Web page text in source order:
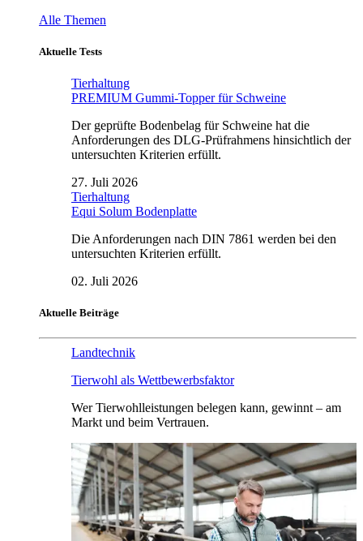
Alle Themen
Aktuelle Tests
Tierhaltung
PREMIUM Gummi-Topper für Schweine
Der geprüfte Bodenbelag für Schweine hat die
Anforderungen des DLG-Prüfrahmens hinsichtlich der
untersuchten Kriterien erfüllt.
27. Juli 2026
Tierhaltung
Equi Solum Bodenplatte
Die Anforderungen nach DIN 7861 werden bei den
untersuchten Kriterien erfüllt.
02. Juli 2026
Aktuelle Beiträge
Landtechnik
Tierwohl als Wettbewerbsfaktor
Wer Tierwohlleistungen belegen kann, gewinnt – am
Markt und beim Vertrauen.